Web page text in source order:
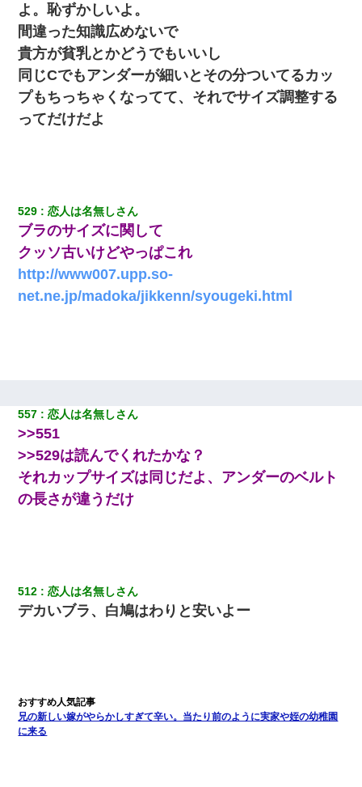
よ。恥ずかしいよ。
間違った知識広めないで
貴方が貧乳とかどうでもいいし
同じCでもアンダーが細いとその分ついてるカッ
プもちっちゃくなってて、それでサイズ調整する
ってだけだよ
529 恋人は名無しさん
ブラのサイズに関して
クッソ古いけどやっぱこれ
http://www007.upp.so-
net.ne.jp/madoka/jikkenn/syougeki.html
557 恋人は名無しさん
>>551
>>529は読んでくれたかな？
それカップサイズは同じだよ、アンダーのベルト
の長さが違うだけ
512 恋人は名無しさん
デカいブラ、白鳩はわりと安いよー
兄の新しい嫁がやらかしすぎて辛い。当たり前のように実家や姪の幼稚園
に来る